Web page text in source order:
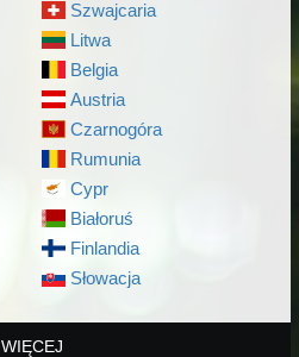
Szwajcaria
Litwa
Belgia
Austria
Czarnogóra
Rumunia
Cypr
Białoruś
Finlandia
Słowacja
WIĘCEJ